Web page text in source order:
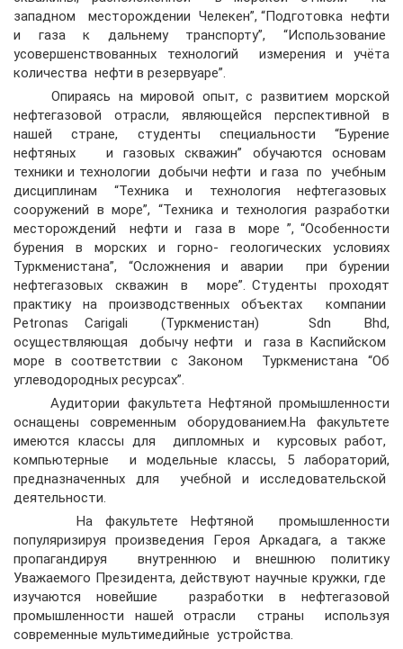
западном месторождении Челекен”, “Подготовка нефти
и газа к дальнему транспорту”, “Использование
усовершенствованных технологий измерения и учёта
количества нефти в резервуаре”.
Опираясь на мировой опыт, с развитием морской
нефтегазовой отрасли, являющейся перспективной в
нашей стране, студенты специальности “Бурение
нефтяных и газовых скважин” обучаются основам
техники и технологии добычи нефти и газа по учебным
дисциплинам “Техника и технология нефтегазовых
сооружений в море”, “Техника и технология разработки
месторождений нефти и газа в море ”, “Особенности
бурения в морских и горно- геологических условиях
Туркменистана”, “Осложнения и аварии при бурении
нефтегазовых скважин в море”. Студенты проходят
практику на производственных объектах компании
Petronas Carigali (Туркменистан) Sdn Bhd,
осуществляющая добычу нефти и газа в Каспийском
море в соответствии с Законом Туркменистана “Об
углеводородных ресурсах”.
Аудитории факультета Нефтяной промышленности
оснащены современным оборудованием.На факультете
имеются классы для дипломных и курсовых работ,
компьютерные и модельные классы, 5 лабораторий,
предназначенных для учебной и исследовательской
деятельности.
На факультете Нефтяной промышленности
популяризируя произведения Героя Аркадага, а также
пропагандируя внутреннюю и внешнюю политику
Уважаемого Президента, действуют научные кружки, где
изучаются новейшие разработки в нефтегазовой
промышленности нашей отрасли страны используя
современные мультимедийные устройства.